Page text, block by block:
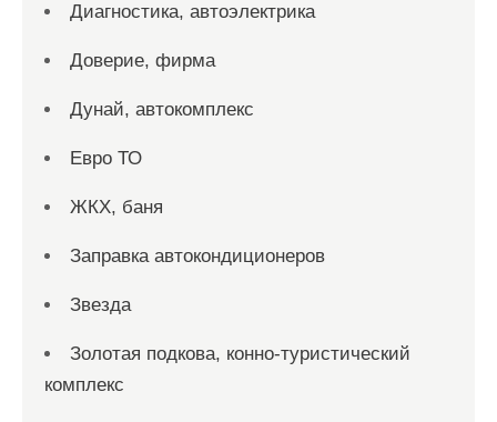
Диагностика, автоэлектрика
Доверие, фирма
Дунай, автокомплекс
Евро ТО
ЖКХ, баня
Заправка автокондиционеров
Звезда
Золотая подкова, конно-туристический
комплекс